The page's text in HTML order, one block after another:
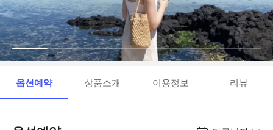
옵션예약 상품소개 이용정보 리뷰